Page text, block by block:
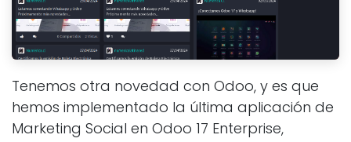
Tenemos otra novedad con Odoo, y es que
hemos implementado la última aplicación de
Marketing Social en Odoo 17 Enterprise,